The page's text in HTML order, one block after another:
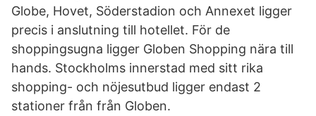
Globe, Hovet, Söderstadion och Annexet ligger
precis i anslutning till hotellet. För de
shoppingsugna ligger Globen Shopping nära till
hands. Stockholms innerstad med sitt rika
shopping- och nöjesutbud ligger endast 2
stationer från från Globen.